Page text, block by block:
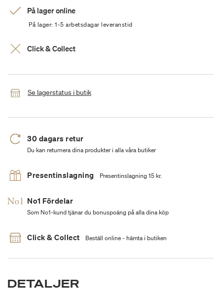
På lager online
På lager: 1-5 arbetsdagar leveranstid
Click & Collect
Se lagerstatus i butik
30 dagars retur
Du kan returnera dina produkter i alla våra butiker
Presentinslagning Presentinslagning 15 kr.
No1 Fördelar
Som No1-kund tjänar du bonuspoäng på alla dina köp
Click & Collect Beställ online - hämta i butiken
DETALJER